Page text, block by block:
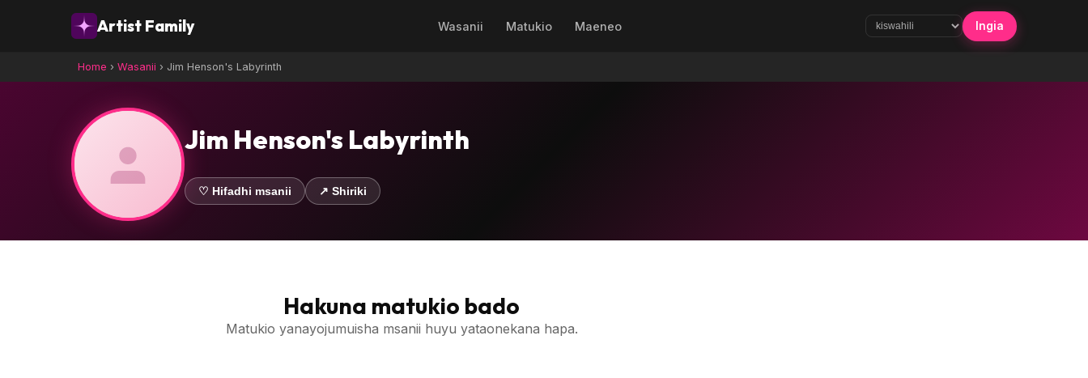
Artist Family Wasanii Matukio Maeneo Ingia
Home › Wasanii › Jim Henson's Labyrinth
Jim Henson's Labyrinth
♡ Hifadhi msanii ↗ Shiriki
Hakuna matukio bado
Matukio yanayojumuisha msanii huyu yataonekana hapa.